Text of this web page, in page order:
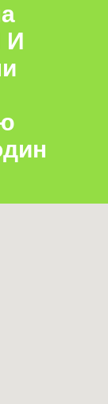
И